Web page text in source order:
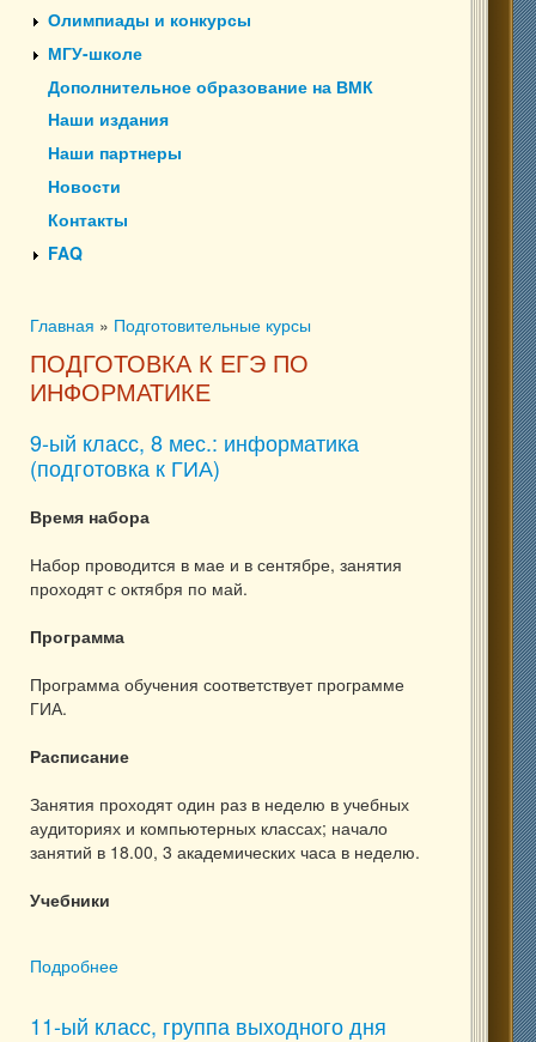
Олимпиады и конкурсы
МГУ-школе
Дополнительное образование на ВМК
Наши издания
Наши партнеры
Новости
Контакты
FAQ
Вы здесь
Главная » Подготовительные курсы
ПОДГОТОВКА К ЕГЭ ПО
ИНФОРМАТИКЕ
9-ый класс, 8 мес.: информатика
(подготовка к ГИА)
Время набора
Набор проводится в мае и в сентябре, занятия
проходят с октября по май.
Программа
Программа обучения соответствует программе
ГИА.
Расписание
Занятия проходят один раз в неделю в учебных
аудиториях и компьютерных классах; начало
занятий в 18.00, 3 академических часа в неделю.
Учебники
Подробнее
11-ый класс, группа выходного дня